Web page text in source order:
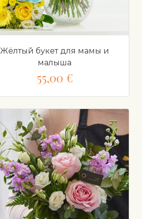
Жёлтый букет для мамы и
малыша
55,00 €